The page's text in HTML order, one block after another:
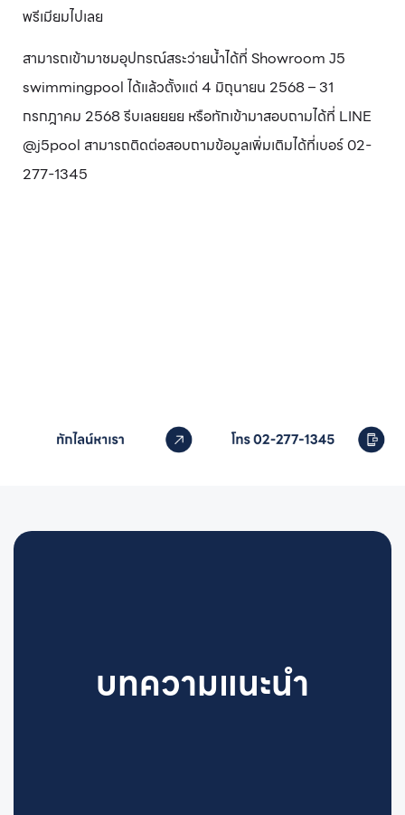
พรีเมียมไปเลย
สามารถเข้ามาชมอุปกรณ์สระว่ายน้ำได้ที่ Showroom J5
swimmingpool ได้แล้วตั้งแต่ 4 มิถุนายน 2568 – 31
กรกฎาคม 2568รีบเลยยยย หรือทักเข้ามาสอบถามได้ที่ LINE
@j5pool สามารถติดต่อสอบถามข้อมูลเพิ่มเติมได้ที่เบอร์ 02-
277-1345
บทความแนะนำ